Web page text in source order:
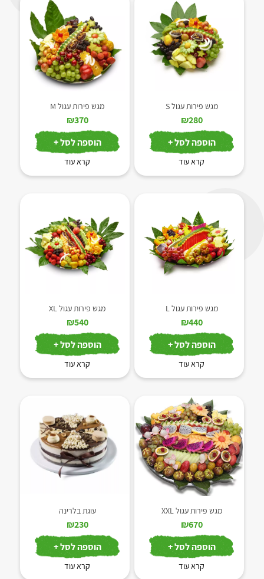
מגש פירות עגול S
₪280
הוספה לסל +
קרא עוד
מגש פירות עגול M
₪370
הוספה לסל +
קרא עוד
מגש פירות עגול L
₪440
הוספה לסל +
קרא עוד
מגש פירות עגול XL
₪540
הוספה לסל +
קרא עוד
מגש פירות עגול XXL
₪670
הוספה לסל +
קרא עוד
עוגת בלרינה
₪230
הוספה לסל +
קרא עוד